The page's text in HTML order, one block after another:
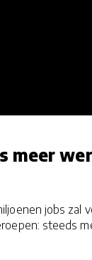
meer
jobs zal
steeds